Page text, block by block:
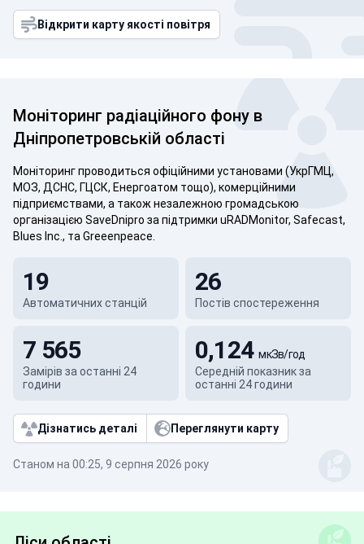
Відкрити карту якості повітря
Моніторинг радіаційного фону в
Дніпропетровській області
Моніторинг проводиться офіційними установами (УкрГМЦ,
МОЗ, ДСНС, ГЦСК, Енергоатом тощо), комерційними
підприємствами, а також незалежною громадською
організацією SaveDnipro за підтримки uRADMonitor, Safecast,
Blues Inc., та Greeenpeace.
Автоматичних станцій
19
Постів спостереження
26
Замірів за останні 24
години
7 565
Середній показник за
останні 24 години
0,124мкЗв/год
Дізнатись деталі Переглянути карту
Станом на 00:25, 9 серпня 2026 року